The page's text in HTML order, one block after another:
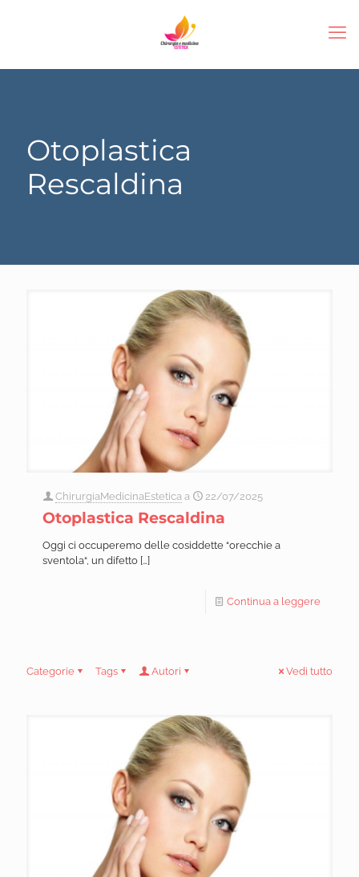
Otoplastica
Rescaldina
ChirurgiaMedicinaEstetica a 22/07/2025
Otoplastica Rescaldina
Oggi ci occuperemo delle cosiddette “orecchie a
sventola“, un difetto […]
Continua a leggere
Categorie Tags Autori Vedi tutto